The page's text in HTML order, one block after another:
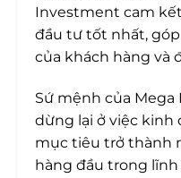
Investment cam
đầu tư tốt nhất,
của khách hàng và
Sứ mệnh của
dừng lại ở việc kinh
mục tiêu trở thành
hàng đầu trong